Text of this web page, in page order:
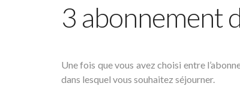
3 abonnement
Une fois que vous avez choisi entre
dans lesquel vous souhaitez séjourner.